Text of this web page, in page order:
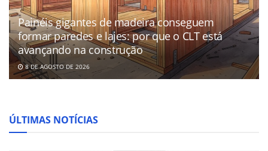
Painéis gigantes de madeira conseguem
formar paredes e lajes: por que o CLT está
avançando na construção
8 DE AGOSTO DE 2026
ÚLTIMAS NOTÍCIAS